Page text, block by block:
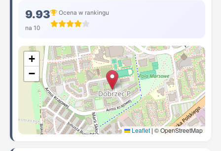
9.93
na 10
Ocena w rankingu
+
−
Leaflet | © OpenStreetMap